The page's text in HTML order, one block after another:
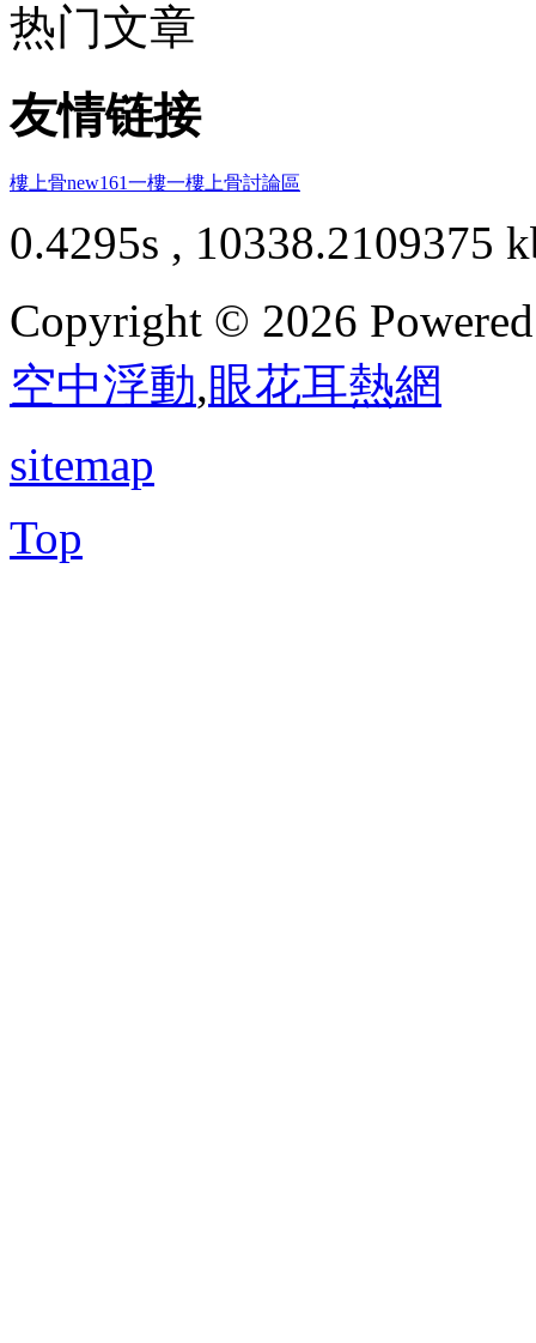
热门文章
友情链接
樓上骨new161一樓一樓上骨討論區
0.4295s , 10338.2109375
Copyright © 2026
空中浮動,眼花耳熱網
sitemap
Top